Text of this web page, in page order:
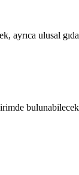
ayrıca ulusal